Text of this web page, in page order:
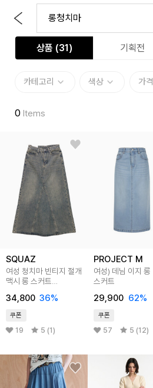
상품 (31 ) 기획전
카테고리 색상 가격
0 Items
SQUAZ
여성 청치마 빈티지 절개
맥시 롱 스커트
34,800 36%
쿠폰
19 5 (1)
PROJECT M
여성) 데님 이지 롱
스커트
29,900 62%
쿠폰
57 5 (12)